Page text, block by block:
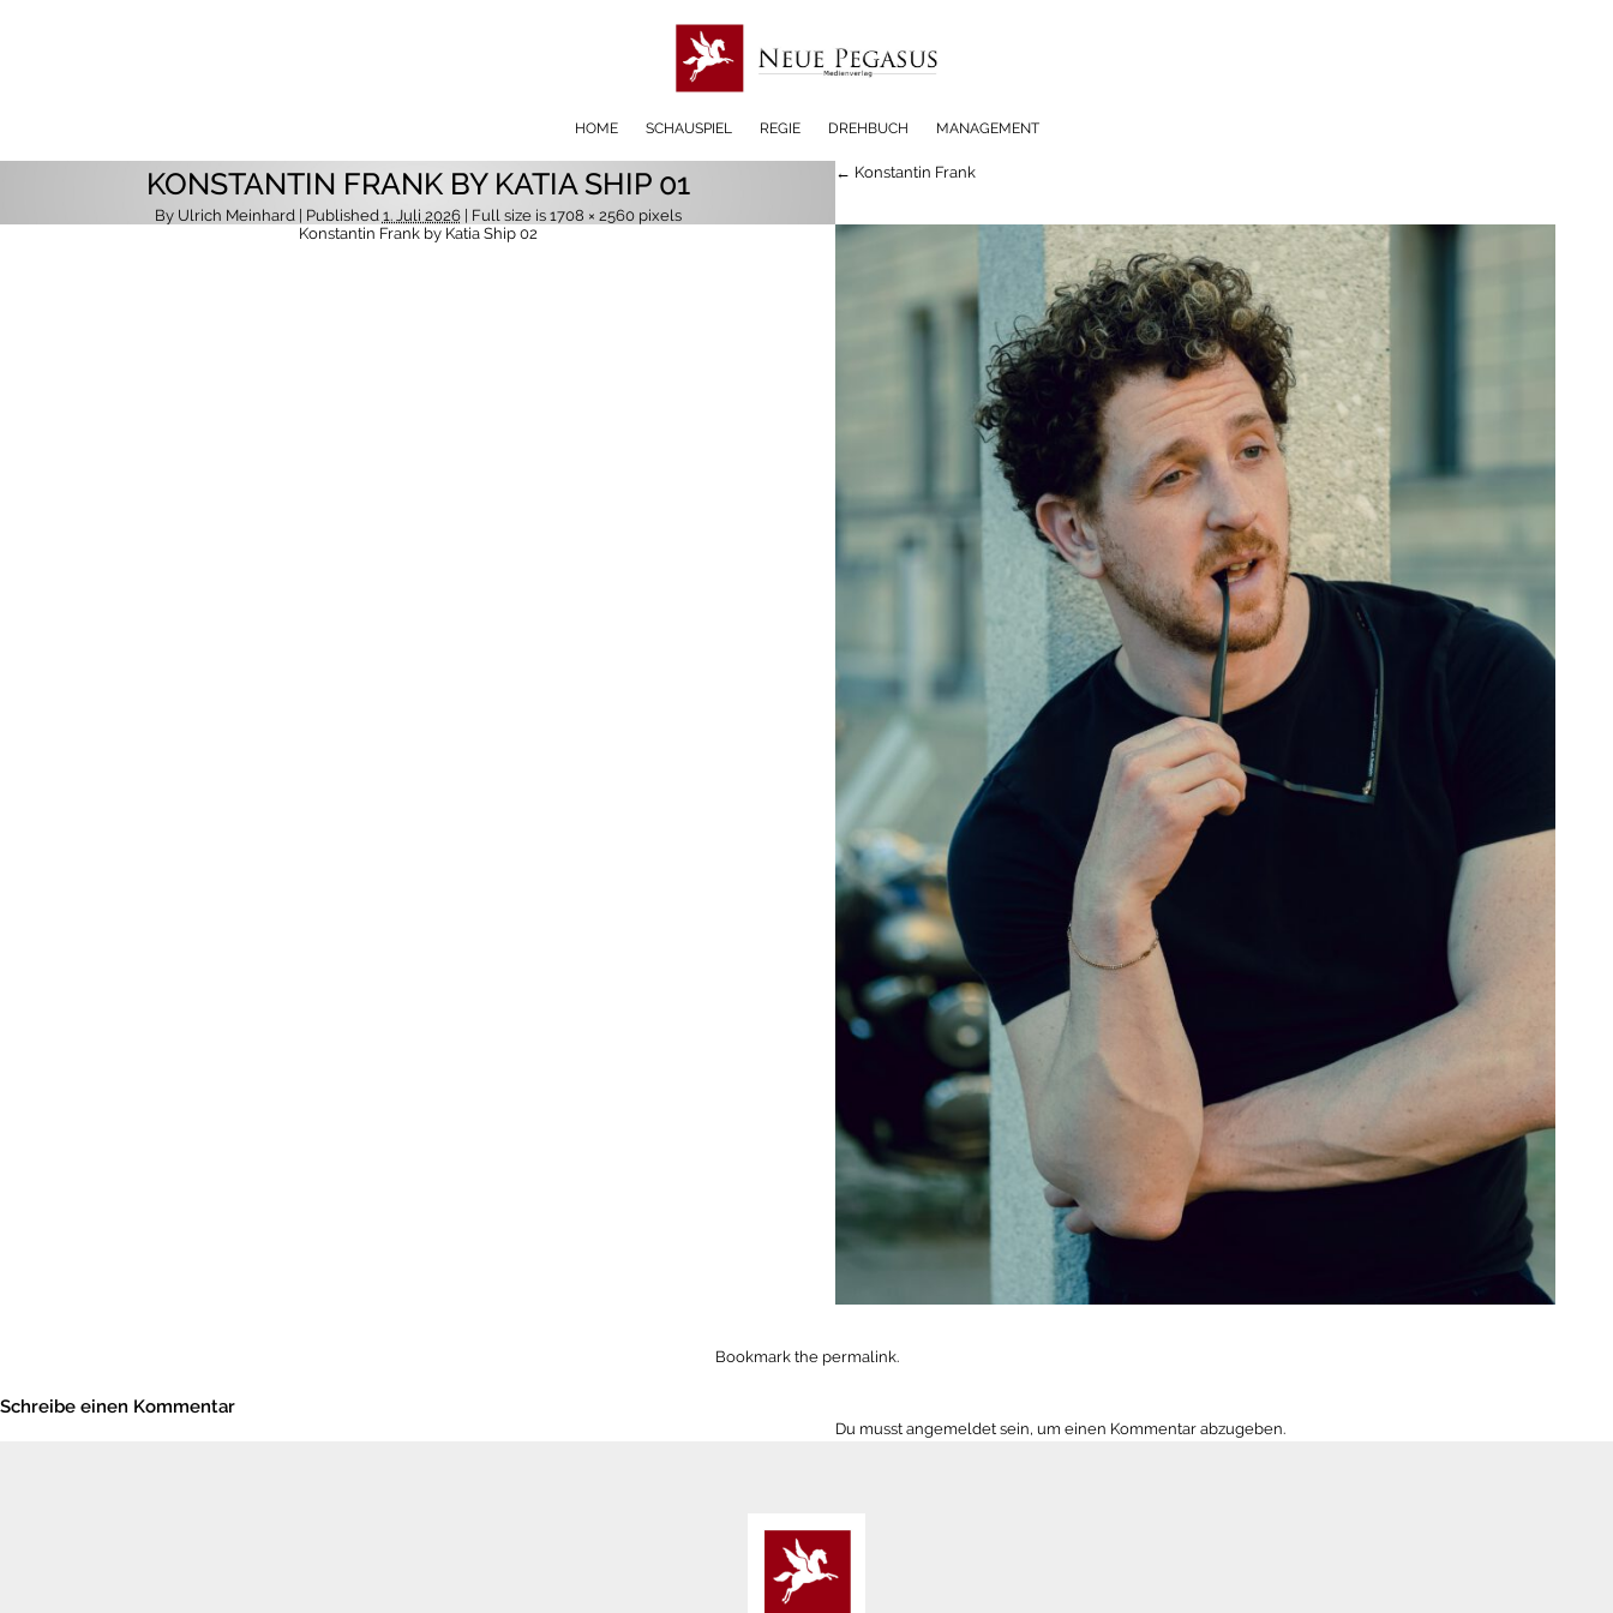
HOME SCHAUSPIEL REGIE DREHBUCH MANAGEMENT
← Konstantin Frank
KONSTANTIN FRANK BY KATIA SHIP 01
By Ulrich Meinhard| Published 1. Juli 2026| Full size is 1708 × 2560pixels
Konstantin Frank by Katia Ship 02
Bookmark the permalink.
Schreibe einen Kommentar
Du musst angemeldet sein, um einen Kommentar abzugeben.